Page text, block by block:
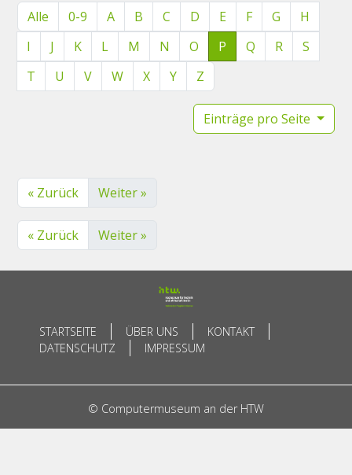
Alle 0-9 A B C D E F G
H
I
J K L M N O P Q R
S
T
U V W X Y Z
Einträge pro Seite
« Zurück Weiter »
« Zurück Weiter »
STARTSEITE ÜBER UNS
KONTAKT
DATENSCHUTZ
IMPRESSUM
© Computermuseum an der HTW